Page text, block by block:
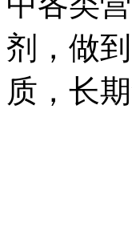
剂，做
质，长